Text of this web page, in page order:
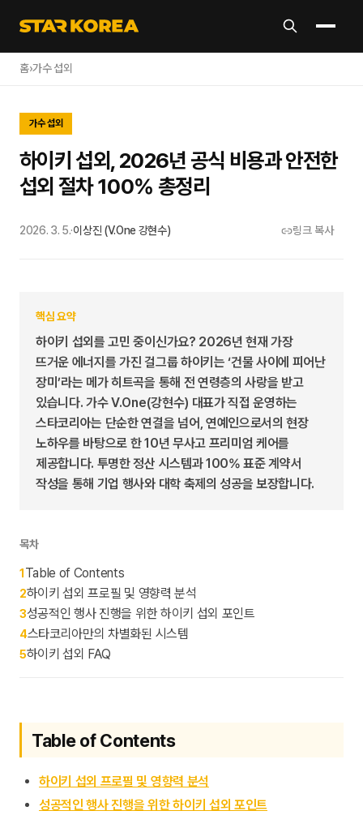
홈›가수 섭외
가수 섭외
하이키 섭외, 2026년 공식 비용과 안전한
섭외 절차 100% 총정리
2026. 3. 5.·이상진 (V.One 강현수) 링크 복사
핵심 요약
하이키 섭외를 고민 중이신가요? 2026년 현재 가장
뜨거운 에너지를 가진 걸그룹 하이키는 ‘건물 사이에 피어난
장미’라는 메가 히트곡을 통해 전 연령층의 사랑을 받고
있습니다. 가수 V.One(강현수) 대표가 직접 운영하는
스타코리아는 단순한 연결을 넘어, 연예인으로서의 현장
노하우를 바탕으로 한 10년 무사고 프리미엄 케어를
제공합니다. 투명한 정산 시스템과 100% 표준 계약서
작성을 통해 기업 행사와 대학 축제의 성공을 보장합니다.
목차
1 Table of Contents
2하이키 섭외 프로필 및 영향력 분석
3성공적인 행사 진행을 위한 하이키 섭외 포인트
4스타코리아만의 차별화된 시스템
5하이키 섭외 FAQ
Table of Contents
하이키 섭외 프로필 및 영향력 분석
성공적인 행사 진행을 위한 하이키 섭외 포인트